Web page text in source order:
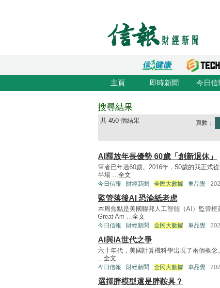
主頁 即時新聞 今日信
搜尋結果
共 450 個結果 頁數：
AI釋放年長優勢 60歲「創新退休」
筆者已年過60歲。2016年，50歲的我正式
半場 ...全文
今日信報 財經新聞 全民大數據 車品覺
監管落後AI 恐淪紙老虎
本周焦點是美國聯邦人工智能（AI）監管
Great Am ...全文
今日信報 財經新聞 全民大數據 車品覺
AI與IA世代之爭
六十年代，美國計算機科學出現了兩個概
...全文
今日信報 財經新聞 全民大數據 車品覺
選擇胖模型還是胖鞍具？